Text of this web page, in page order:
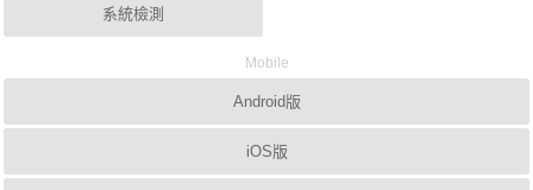
系統檢測
Mobile
Android版
iOS版